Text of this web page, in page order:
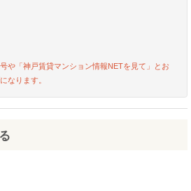
や「神戸賃貸マンション情報NETを見て」とお
なります。